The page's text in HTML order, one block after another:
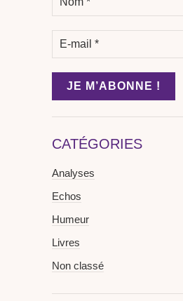
CATÉGORIES
Analyses
Echos
Humeur
Livres
Non classé